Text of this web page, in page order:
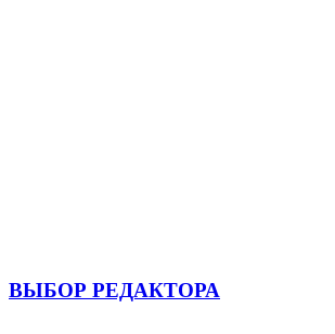
ВЫБОР РЕДАКТОРА